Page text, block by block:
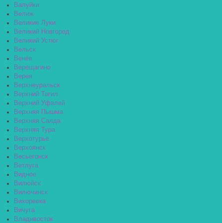
Валуйки
Велиж
Великие Луки
Великий Новгород
Великий Устюг
Вельск
Венёв
Верещагино
Верея
Верхнеуральск
Верхний Тагил
Верхний Уфалей
Верхняя Пышма
Верхняя Салда
Верхняя Тура
Верхотурье
Верхоянск
Весьегонск
Ветлуга
Видное
Вилюйск
Вилючинск
Вихоревка
Вичуга
Владивосток